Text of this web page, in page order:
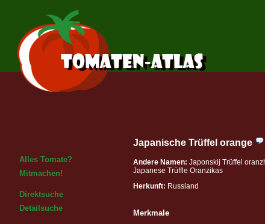
Alles Tomate?
Mitmachen!
Direktsuche
Detailsuche
Japanische Trüffel orange
Andere Namen: Japonskij Trüffel
Japanese Trüffle Oranzikas
Herkunft: Russland
Merkmale